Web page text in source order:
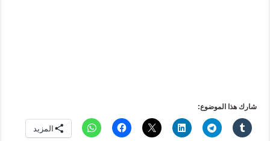
شارك هذا الموضوع:
المزيد